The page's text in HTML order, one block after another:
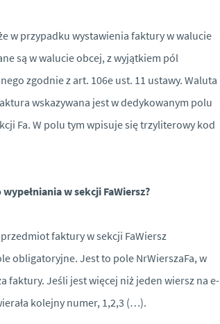
w przypadku wystawienia faktury w walucie
są w walucie obcej, z wyjątkiem pól
zgodnie z art. 106e ust. 11 ustawy. Waluta
wskazywana jest w dedykowanym polu
Fa. W polu tym wpisuje się trzyliterowy kod
w sekcji FaWiersz?
faktury w sekcji FaWiersz
obligatoryjne. Jest to pole NrWierszaFa, w
faktury. Jeśli jest więcej niż jeden wiersz na e-
kolejny numer, 1,2,3 (…).